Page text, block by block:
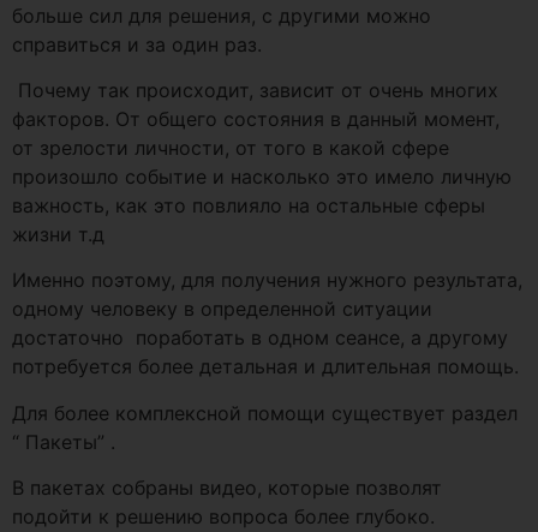
больше сил для решения, с другими можно
справиться и за один раз.
Почему так происходит, зависит от очень многих
факторов. От общего состояния в данный момент,
от зрелости личности, от того в какой сфере
произошло событие и насколько это имело личную
важность, как это повлияло на остальные сферы
жизни т.д
Именно поэтому, для получения нужного результата,
одному человеку в определенной ситуации
достаточно поработать в одном сеансе, а другому
потребуется более детальная и длительная помощь.
Для более комплексной помощи существует раздел
“ Пакеты” .
В пакетах собраны видео, которые позволят
подойти к решению вопроса более глубоко.